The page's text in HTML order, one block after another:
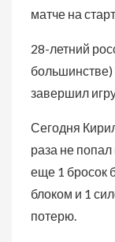
матче на
28-летний
завершил
Сегодня
раза не попал
еще 1 бросок
блоком и 1
потерю.